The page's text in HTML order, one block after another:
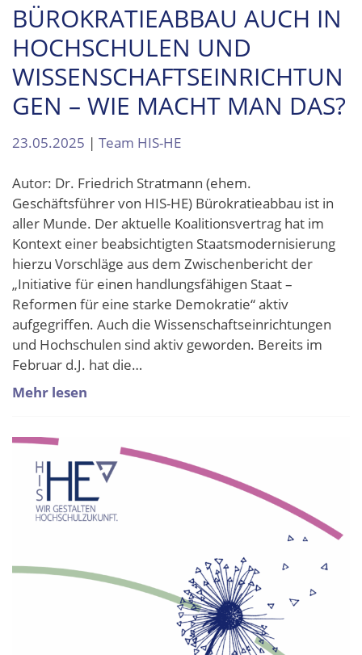
BÜROKRATIEABBAU AUCH IN
HOCHSCHULEN UND
WISSENSCHAFTSEINRICHTUN
GEN – WIE MACHT MAN DAS?
23.05.2025 | Team HIS-HE
Autor: Dr. Friedrich Stratmann (ehem.
Geschäftsführer von HIS-HE) Bürokratieabbau ist in
aller Munde. Der aktuelle Koalitionsvertrag hat im
Kontext einer beabsichtigten Staatsmodernisierung
hierzu Vorschläge aus dem Zwischenbericht der
„Initiative für einen handlungsfähigen Staat –
Reformen für eine starke Demokratie“ aktiv
aufgegriffen. Auch die Wissenschaftseinrichtungen
und Hochschulen sind aktiv geworden. Bereits im
Februar d.J. hat die…
Mehr lesen